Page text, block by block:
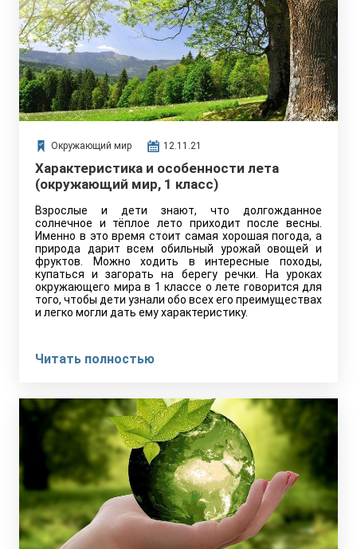
Окружающий мир 12.11.21
Характеристика и особенности лета
(окружающий мир, 1 класс)
Взрослые и дети знают, что долгожданное
солнечное и тёплое лето приходит после весны.
Именно в это время стоит самая хорошая погода, а
природа дарит всем обильный урожай овощей и
фруктов. Можно ходить в интересные походы,
купаться и загорать на берегу речки. На уроках
окружающего мира в 1 классе о лете говорится для
того, чтобы дети узнали обо всех его преимуществах
и легко могли дать ему характеристику.
Читать полностью